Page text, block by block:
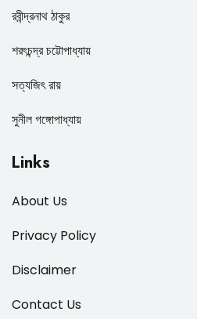
রবীন্দ্রনাথ ঠাকুর
শরৎচন্দ্র চট্টোপাধ্যায়
সত্যজিৎ রায়
সুনীল গঙ্গোপাধ্যায়
Links
About Us
Privacy Policy
Disclaimer
Contact Us